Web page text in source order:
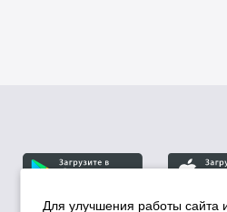
Для улучшения работы сайта